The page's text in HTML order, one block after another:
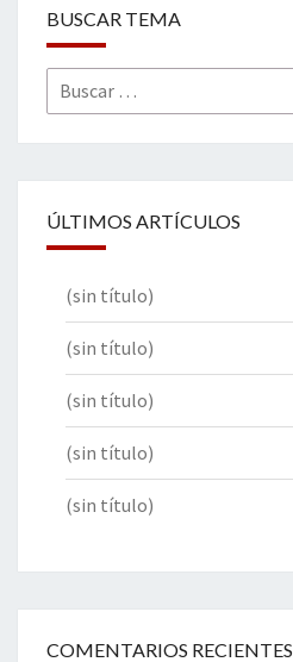
BUSCAR TEMA
Buscar
por:
ÚLTIMOS ARTÍCULOS
(sin título)
(sin título)
(sin título)
(sin título)
(sin título)
COMENTARIOS RECIENTES